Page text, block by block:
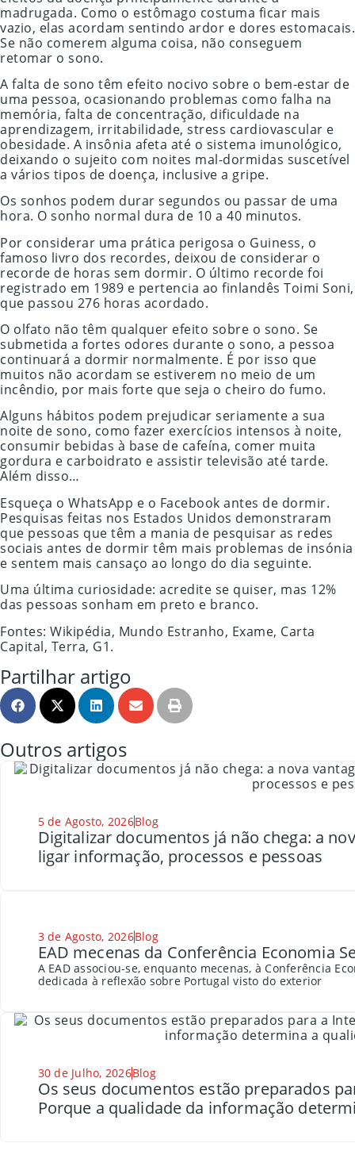
madrugada. Como o estômago costuma ficar mais
vazio, elas acordam sentindo ardor e dores estomacais.
Se não comerem alguma coisa, não conseguem
retomar o sono.
A falta de sono têm efeito nocivo sobre o bem-estar de
uma pessoa, ocasionando problemas como falha na
memória, falta de concentração, dificuldade na
aprendizagem, irritabilidade, stress cardiovascular e
obesidade. A insônia afeta até o sistema imunológico,
deixando o sujeito com noites mal-dormidas suscetível
a vários tipos de doença, inclusive a gripe.
Os sonhos podem durar segundos ou passar de uma
hora. O sonho normal dura de 10 a 40 minutos.
Por considerar uma prática perigosa o Guiness, o
famoso livro dos recordes, deixou de considerar o
recorde de horas sem dormir. O último recorde foi
registrado em 1989 e pertencia ao finlandês Toimi Soni,
que passou 276 horas acordado.
O olfato não têm qualquer efeito sobre o sono. Se
submetida a fortes odores durante o sono, a pessoa
continuará a dormir normalmente. É por isso que
muitos não acordam se estiverem no meio de um
incêndio, por mais forte que seja o cheiro do fumo.
Alguns hábitos podem prejudicar seriamente a sua
noite de sono, como fazer exercícios intensos à noite,
consumir bebidas à base de cafeína, comer muita
gordura e carboidrato e assistir televisão até tarde.
Além disso…
Esqueça o WhatsApp e o Facebook antes de dormir.
Pesquisas feitas nos Estados Unidos demonstraram
que pessoas que têm a mania de pesquisar as redes
sociais antes de dormir têm mais problemas de insónia
e sentem mais cansaço ao longo do dia seguinte.
Uma última curiosidade: acredite se quiser, mas 12%
das pessoas sonham em preto e branco.
Fontes: Wikipédia, Mundo Estranho, Exame, Carta
Capital, Terra, G1.
Partilhar artigo
Outros artigos
5 de Agosto, 2026Blog
Digitalizar documentos já não chega: a
ligar informação, processos e pessoas
3 de Agosto, 2026Blog
EAD mecenas da Conferência Economia
A EAD associou-se, enquanto mecenas, à Conferência
dedicada à reflexão sobre Portugal visto do exterior
30 de Julho, 2026Blog
Os seus documentos estão preparados
Porque a qualidade da informação